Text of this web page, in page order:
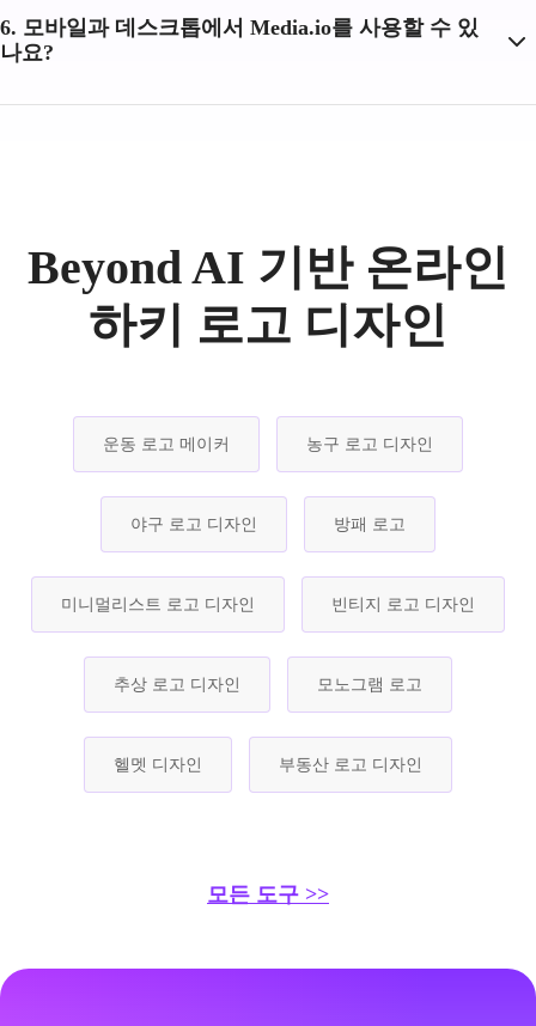
6. 모바일과 데스크톱에서 Media.io를 사용할 수 있
나요?
Beyond AI 기반 온라인
하키 로고 디자인
운동 로고 메이커 농구 로고 디자인
야구 로고 디자인 방패 로고
미니멀리스트 로고 디자인 빈티지 로고 디자인
추상 로고 디자인 모노그램 로고
헬멧 디자인 부동산 로고 디자인
모든 도구 >>